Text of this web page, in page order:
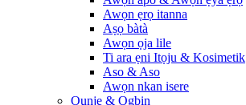
Awọn ẹrọ itanna
Aṣọ bàtà
Awọn ọja lile
Ti ara ẹni Itọju & Kosimetik
Aso & Aso
Awọn nkan isere
Ounje & Ogbin